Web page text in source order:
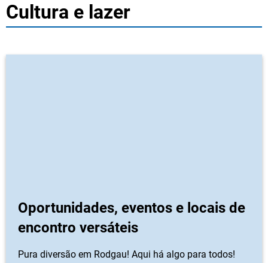
Cultura e lazer
Oportunidades, eventos e locais de
encontro versáteis
Pura diversão em Rodgau! Aqui há algo para todos!